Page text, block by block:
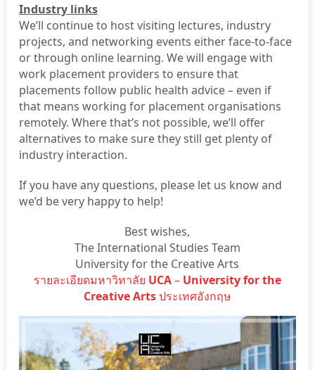
Industry links
We’ll continue to host visiting lectures, industry
projects, and networking events either face-to-face
or through online learning. We will engage with
work placement providers to ensure that
placements follow public health advice – even if
that means working for placement organisations
remotely. Where that’s not possible, we’ll offer
alternatives to make sure they still get plenty of
industry interaction.
If you have any questions, please let us know and
we’d be very happy to help!
Best wishes,
The International Studies Team
University for the Creative Arts
รายละเอียดมหาวิทาลัย UCA– University for the
Creative Artsประเทศอังกฤษ